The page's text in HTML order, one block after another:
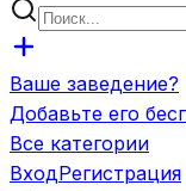
Ваше заведение?
Добавьте его
Все категории
ВходРегистрация